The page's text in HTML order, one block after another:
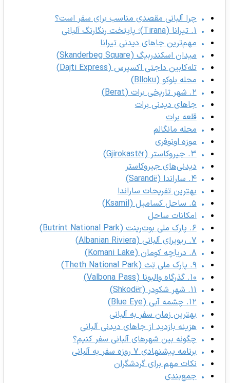
چرا آلبانی مقصدی مناسب برای سفر است؟
۱. تیرانا (Tirana)؛ پایتخت رنگارنگ آلبانی
مهم‌ترین جاهای دیدنی تیرانا
میدان اسکندربیگ (Skanderbeg Square)
تله‌کابین داجتی اکسپرس (Dajti Express)
محله بلوکو (Blloku)
۲. شهر تاریخی برات (Berat)
جاهای دیدنی برات
قلعه برات
محله مانگالم
موزه اونوفری
۳. جیروکاستر (Gjirokastër)
دیدنی‌های جیروکاستر
۴. ساراندا (Sarandë)
بهترین تفریحات ساراندا
۵. ساحل کسامیل (Ksamil)
امکانات ساحل
۶. پارک ملی بوت‌رینت (Butrint National Park)
۷. ریویرای آلبانی (Albanian Riviera)
۸. دریاچه کومان (Komani Lake)
۹. پارک ملی تِث (Theth National Park)
۱۰. گذرگاه والبونا (Valbona Pass)
۱۱. شهر شکودر (Shkodër)
۱۲. چشمه آبی (Blue Eye)
بهترین زمان سفر به آلبانی
هزینه بازدید از جاهای دیدنی آلبانی
چگونه بین شهرهای آلبانی سفر کنیم؟
برنامه پیشنهادی ۷ روزه سفر به آلبانی
نکات مهم برای گردشگران
جمع‌بندی